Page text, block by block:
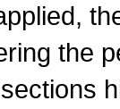
the